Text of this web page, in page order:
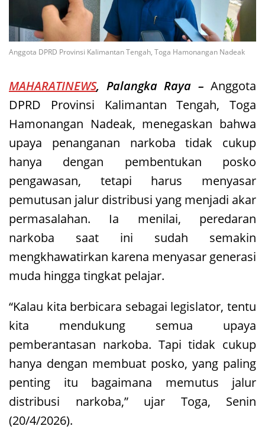
Anggota DPRD Provinsi Kalimantan Tengah, Toga Hamonangan Nadeak
MAHARATINEWS, Palangka Raya – Anggota
DPRD Provinsi Kalimantan Tengah, Toga
Hamonangan Nadeak, menegaskan bahwa
upaya penanganan narkoba tidak cukup
hanya dengan pembentukan posko
pengawasan, tetapi harus menyasar
pemutusan jalur distribusi yang menjadi akar
permasalahan. Ia menilai, peredaran
narkoba saat ini sudah semakin
mengkhawatirkan karena menyasar generasi
muda hingga tingkat pelajar.
“Kalau kita berbicara sebagai legislator, tentu
kita mendukung semua upaya
pemberantasan narkoba. Tapi tidak cukup
hanya dengan membuat posko, yang paling
penting itu bagaimana memutus jalur
distribusi narkoba,” ujar Toga, Senin
(20/4/2026).